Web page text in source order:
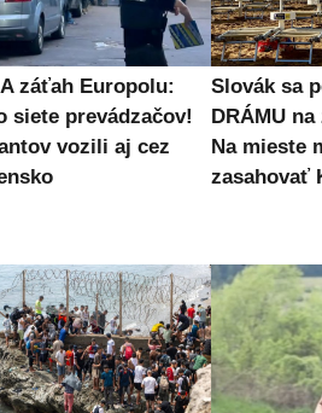
záťah Europolu:
siete prevádzačov!
vozili aj cez
Slovák sa
DRÁMU
Na mieste
zasahovať